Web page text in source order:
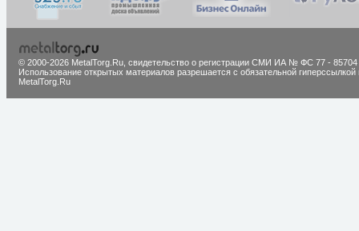
© 2000-2026 MetalTorg.Ru, cвидетельство о регистрации СМИ ИА № ФС 77 - 85704
Использование открытых материалов разрешается с обязательной гиперссылкой
MetalTorg.Ru